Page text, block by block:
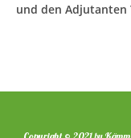
und den